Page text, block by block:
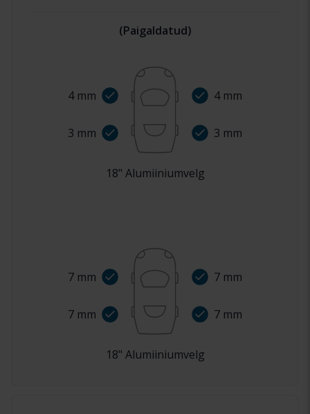
(Paigaldatud)
4mm
3 mm
4mm
3 mm
18" Alumiiniumvelg
7 mm
7 mm
7 mm
7 mm
18" Alumiiniumvelg